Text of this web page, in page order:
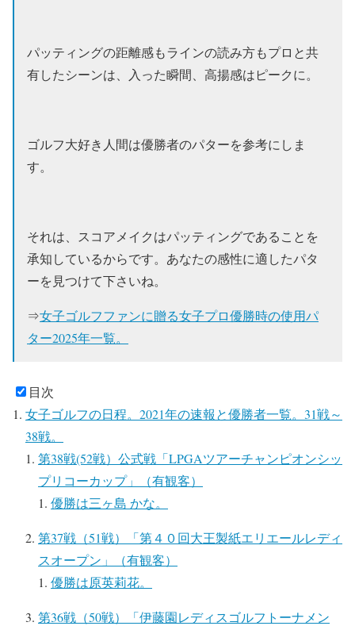
パッティングの距離感もラインの読み方もプロと共
有したシーンは、入った瞬間、高揚感はピークに。
ゴルフ大好き人間は優勝者のパターを参考にしま
す。
それは、スコアメイクはパッティングであることを
承知しているからです。あなたの感性に適したパタ
ーを見つけて下さいね。
⇒女子ゴルフファンに贈る女子プロ優勝時の使用パ
ター2025年一覧。
目次
女子ゴルフの日程。2021年の速報と優勝者一覧。31戦～
38戦。
第38戦(52戦）公式戦「LPGAツアーチャンピオンシッ
プリコーカップ」（有観客）
優勝は三ヶ島 かな。
第37戦（51戦）「第４０回大王製紙エリエールレディ
スオープン」（有観客）
優勝は原英莉花。
第36戦（50戦）「伊藤園レディスゴルフトーナメン